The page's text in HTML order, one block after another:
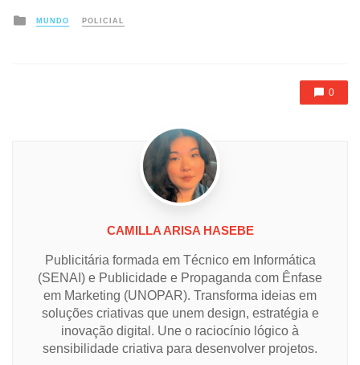
Posted
MUNDO POLICIAL
0
CAMILLA ARISA HASEBE
Publicitária formada em Técnico em Informática
(SENAI) e Publicidade e Propaganda com Ênfase
em Marketing (UNOPAR). Transforma ideias em
soluções criativas que unem design, estratégia e
inovação digital. Une o raciocínio lógico à
sensibilidade criativa para desenvolver projetos.